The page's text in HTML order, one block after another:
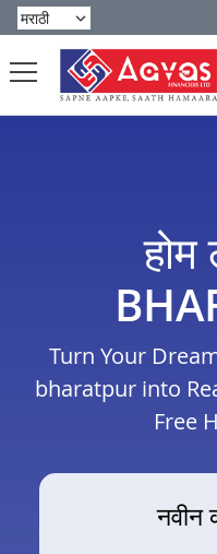
होम
Turn Your
bharatpur into
Free
नवीन